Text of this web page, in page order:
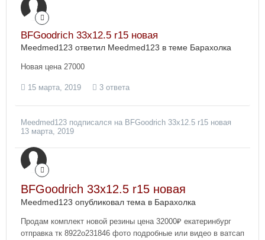
BFGoodrich 33х12.5 r15 новая
Meedmed123 ответил Meedmed123 в теме Барахолка
Новая цена 27000
15 марта, 2019 3 ответа
Meedmed123 подписался на BFGoodrich 33х12.5 r15 новая
13 марта, 2019
BFGoodrich 33х12.5 r15 новая
Meedmed123 опубликовал тема в Барахолка
Продам комплект новой резины цена 32000₽ екатеринбург
отправка тк 8922о231846 фото подробные или видео в ватсап